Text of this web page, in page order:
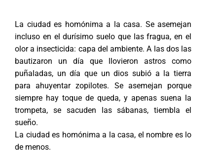
La ciudad es homónima a la casa. Se asemejan
incluso en el durísimo suelo que las fragua, en el
olor a insecticida: capa del ambiente. A las dos las
bautizaron un día que llovieron astros como
puñaladas, un día que un dios subió a la tierra
para ahuyentar zopilotes. Se asemejan porque
siempre hay toque de queda, y apenas suena la
trompeta, se sacuden las sábanas, tiembla el
sueño.
La ciudad es homónima a la casa, el nombre es lo
de menos.